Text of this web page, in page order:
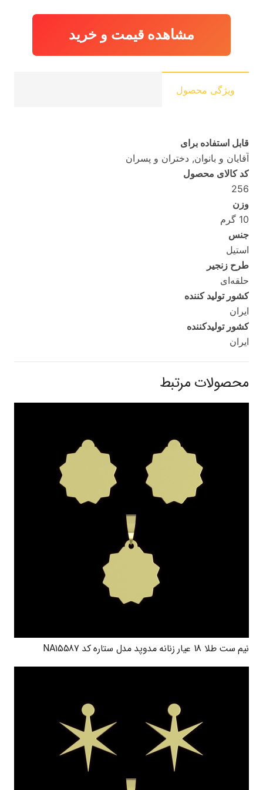
200,000 تومان
مشاهده قیمت و خرید
ویژگی محصول
قابل استفاده برای
آقایان و بانوان, دختران و پسران
کد کالای محصول
256
وزن
10 گرم
جنس
استیل
طرح زنجیر
حلقه‌ای
کشور تولید کننده
ایران
کشور تولید‌کننده
ایران
محصولات مرتبط
نیم ست طلا 18 عیار زنانه مدوپد مدل ستاره کد NA15587